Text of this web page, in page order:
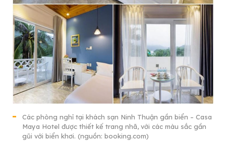
Các phòng nghỉ tại khách sạn Ninh Thuận gần biển – Casa
Maya Hotel được thiết kế trang nhã, với các màu sắc gần
gũi với biển khơi. (nguồn: booking.com)